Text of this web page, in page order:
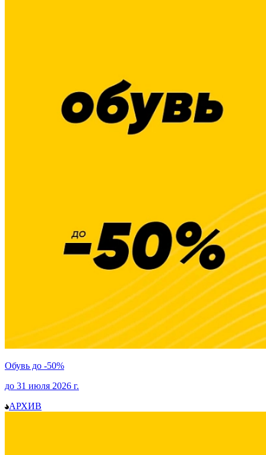
Обувь до -50%
до 31 июля 2026 г.
АРХИВ